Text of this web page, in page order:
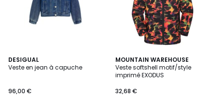
DESIGUAL
Veste en jean à capuche
96,00 €
MOUNTAIN WAREHOUSE
Veste softshell motif/style
imprimé EXODUS
32,68 €
2
Couleurs